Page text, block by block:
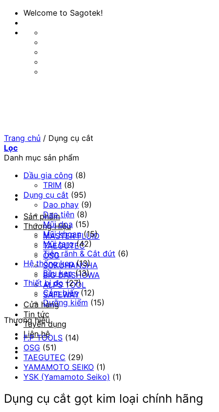
qua
Welcome to Sagotek!
Sản phẩm
Thương Hiệu
MASTER FLUID
TAEGUTEC
OSG
SOKUHANSHA
BIG DAISHOWA
ALPS TOOL
SAFEWAY
Cửa hàng
Tin tức
Tuyển dụng
Liên hệ
Trang chủ / Dụng cụ cắt
Lọc
Danh mục sản phẩm
Dầu gia công (8)
TRIM (8)
Dụng cụ cắt (95)
Dao phay (9)
Dao tiện (8)
Mũi doa (15)
Mũi khoan (15)
Mũi taro (42)
Tiện rãnh & Cắt đứt (6)
Hệ thống kẹp (13)
Bầu kẹp (13)
Thiết bị đo (27)
Cảm biến (12)
Dưỡng kiểm (15)
Thương hiệu
F.P TOOLS (14)
OSG (51)
TAEGUTEC (29)
YAMAMOTO SEIKO (1)
YSK (Yamamoto Seiko) (1)
Dụng cụ cắt gọt kim loại chính hãng